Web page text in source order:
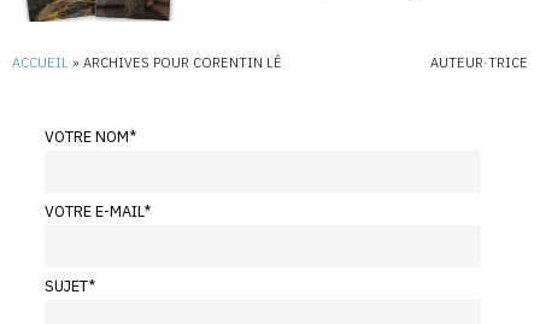
ACCUEIL » ARCHIVES POUR CORENTIN LÊ AUTEUR·TRICE
VOTRE NOM*
VOTRE E-MAIL*
SUJET*